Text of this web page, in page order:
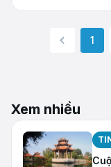
« Previous
1
Xem nhiều